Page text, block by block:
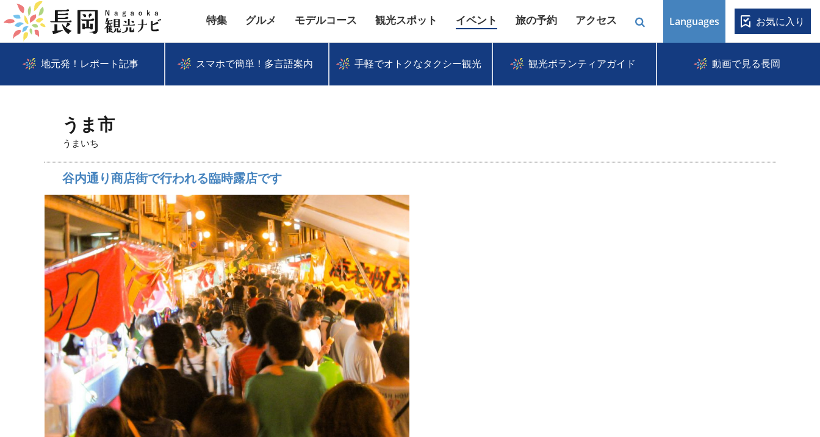
特集 グルメ モデルコース 観光スポット イベント 旅の予約 アクセス Languages お気に入り
地元発！レポート記事 スマホで簡単！多言語案内 手軽でオトクなタクシー観光 観光ボランティアガイド 動画で見る長岡
うま市
うまいち
谷内通り商店街で行われる臨時露店です